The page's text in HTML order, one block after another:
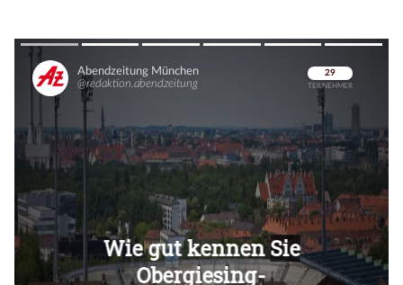
Überspringen
Überspringen